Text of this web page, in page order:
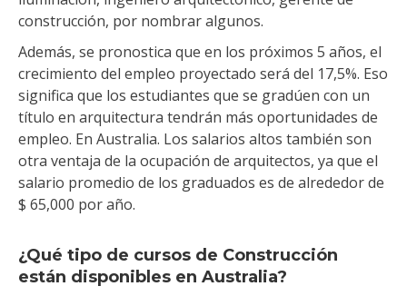
construcción, por nombrar algunos.
Además, se pronostica que en los próximos 5 años, el
crecimiento del empleo proyectado será del 17,5%. Eso
significa que los estudiantes que se gradúen con un
título en arquitectura tendrán más oportunidades de
empleo. En Australia. Los salarios altos también son
otra ventaja de la ocupación de arquitectos, ya que el
salario promedio de los graduados es de alrededor de
$ 65,000 por año.
¿Qué tipo de cursos de Construcción
están disponibles en Australia?